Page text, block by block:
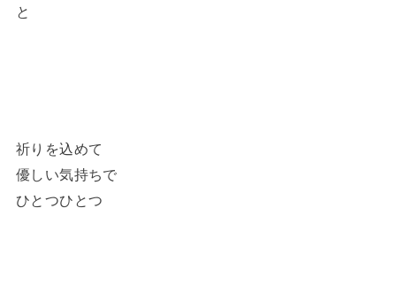
と
祈りを込めて
優しい気持ちで
ひとつひとつ